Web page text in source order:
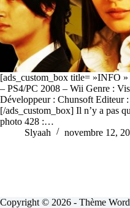
[ads_custom_box title= »INFO
– PS4/PC 2008 – Wii Genre :
Développeur : Chunsoft Editeur
[/ads_custom_box] Il n’y a pas
photo 428 :…
Slyaah
novembre 12,
Copyright © 2026 - Thème